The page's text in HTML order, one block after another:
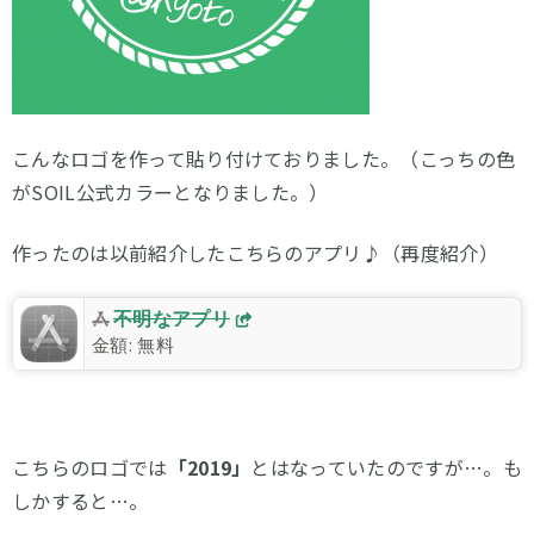
こんなロゴを作って貼り付けておりました。（こっちの色
がSOIL公式カラーとなりました。）
作ったのは以前紹介したこちらのアプリ♪（再度紹介）
不明なアプリ
金額:無料
こちらのロゴでは 「2019」 とはなっていたのですが…。も
しかすると…。